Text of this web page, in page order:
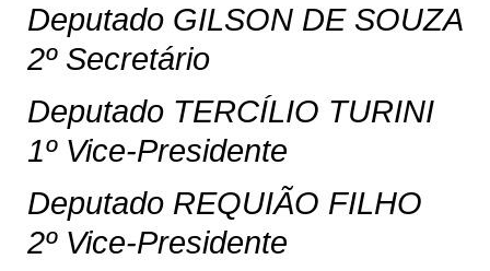
Deputado GILSON DE SOUZA
2º Secretário
Deputado TERCÍLIO TURINI
1º Vice-Presidente
Deputado REQUIÃO FILHO
2º Vice-Presidente